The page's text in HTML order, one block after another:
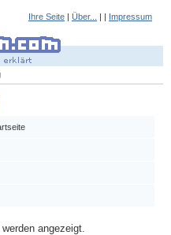
Ihre Seite | Über... | | Impressum
angezeigt.